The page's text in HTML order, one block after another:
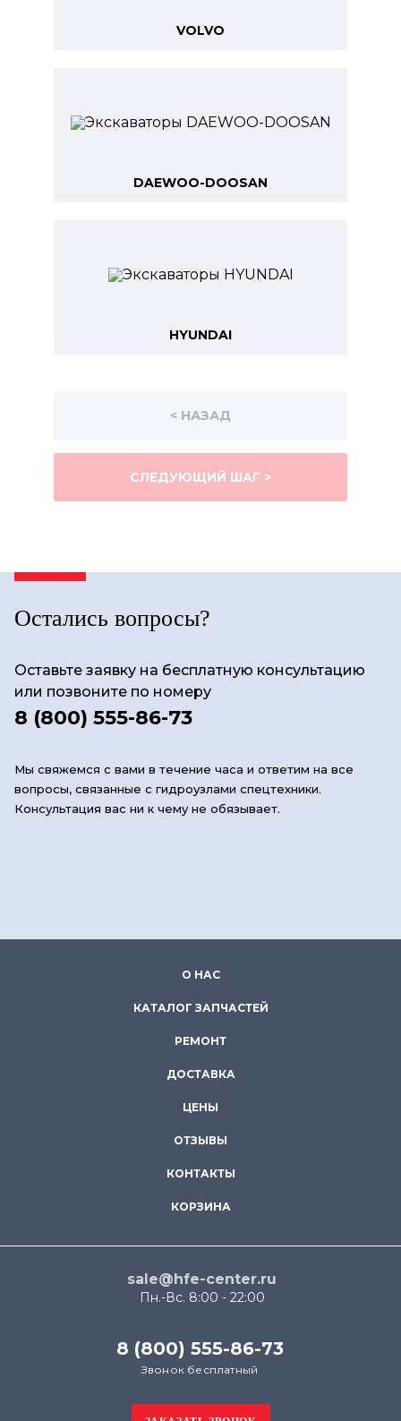
VOLVO
DAEWOO-DOOSAN
HYUNDAI
< НАЗАД
СЛЕДУЮЩИЙ ШАГ >
Остались вопросы?
Оставьте заявку на бесплатную консультацию
или позвоните по номеру
8 (800) 555-86-73
Мы свяжемся с вами в течение часа и ответим на все
вопросы, связанные с гидроузлами спецтехники.
Консультация вас ни к чему не обязывает.
О НАС
КАТАЛОГ ЗАПЧАСТЕЙ
РЕМОНТ
ДОСТАВКА
ЦЕНЫ
ОТЗЫВЫ
КОНТАКТЫ
КОРЗИНА
sale@hfe-center.ru
Пн.-Вс. 8:00 - 22:00
8 (800) 555-86-73
Звонок бесплатный